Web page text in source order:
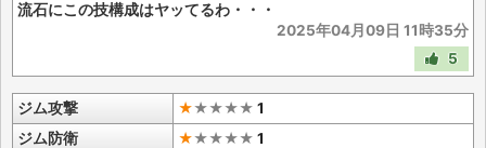
流石にこの技構成はヤッてるわ・・・
2025年04月09日 11時35分
5
ジム攻撃 ★★★★★ 1
ジム防衛
★★★★★ 1